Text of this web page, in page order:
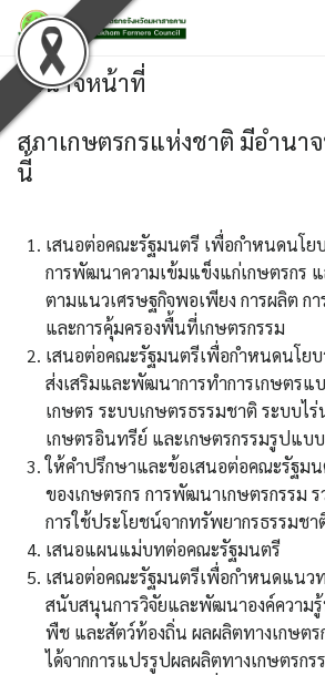
Skip
to
content
อำนาจหน้าที่
สภาเกษตรกรแห่งชาติ มีอำนา
นี้
เสนอต่อคณะรัฐมนตรี เพื่อกำหนดนโย
การพัฒนาความเข้มแข็งแก่เกษตรกร แ
ตามแนวเศรษฐกิจพอเพียง การผลิต ก
และการคุ้มครองพื้นที่เกษตรกรรม
เสนอต่อคณะรัฐมนตรีเพื่อกำหนดนโย
ส่งเสริมและพัฒนาการทำการเกษตรแ
เกษตร ระบบเกษตรธรรมชาติ ระบบไ
เกษตรอินทรีย์ และเกษตรกรรมรูปแบ
ให้คำปรึกษาและข้อเสนอต่อคณะรัฐม
ของเกษตรกร การพัฒนาเกษตรกรรม
การใช้ประโยชน์จากทรัพยากรธรรมช
เสนอแผนแม่บทต่อคณะรัฐมนตรี
เสนอต่อคณะรัฐมนตรีเพื่อกำหนดแนวท
สนับสนุนการวิจัยและพัฒนาองค์ความ
พืช และสัตว์ท้องถิ่น ผลผลิตทางเกษต
ได้จากการแปรรูปผลผลิตทางเกษตรกร